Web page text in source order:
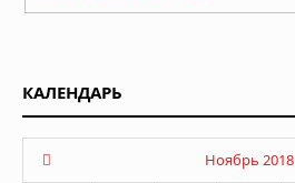
КАЛЕНДАРЬ
Ноябрь 2018